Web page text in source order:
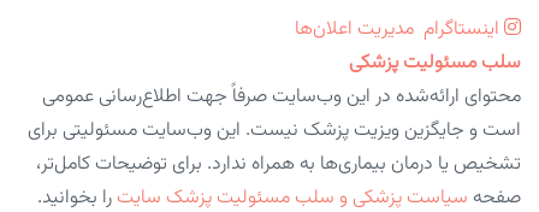
اینستاگرام مدیریت اعلان‌ها
سلب مسئولیت پزشکی
محتوای ارائه‌شده در این وب‌سایت صرفاً جهت اطلاع‌رسانی عمومی
است و جایگزین ویزیت پزشک نیست. این وب‌سایت مسئولیتی برای
تشخیص یا درمان بیماری‌ها به همراه ندارد. برای توضیحات کامل‌تر،
صفحه سیاست پزشکی و سلب مسئولیت پزشک سایت را بخوانید.